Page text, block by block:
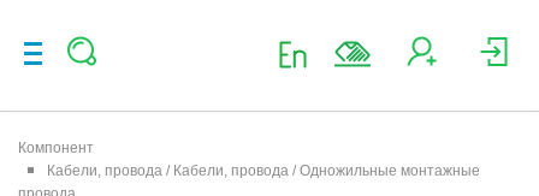
Компонент
Кабели, провода / Кабели, провода / Одножильные монтажные